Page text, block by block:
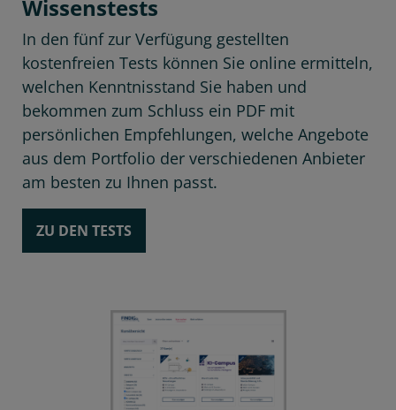
Wissenstests
In den fünf zur Verfügung gestellten
kostenfreien Tests können Sie online ermitteln,
welchen Kenntnisstand Sie haben und
bekommen zum Schluss ein PDF mit
persönlichen Empfehlungen, welche Angebote
aus dem Portfolio der verschiedenen Anbieter
am besten zu Ihnen passt.
ZU DEN TESTS